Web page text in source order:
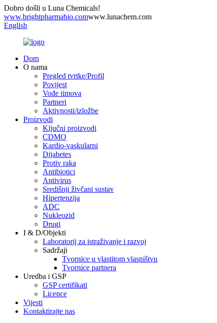
Dobro došli u Luna Chemicals!
www.brightpharmabio.comwww.lunachem.com
English
Dom
O nama
Pregled tvrtke/Profil
Povijest
Vođe timova
Partneri
Aktivnosti/izložbe
Proizvodi
Ključni proizvodi
CDMO
Kardio-vaskularni
Dijabetes
Protiv raka
Antibiotici
Antivirus
Središnji živčani sustav
Hipertenzija
ADC
Nukleozid
Drugi
I & D/Objekti
Laboratorij za istraživanje i razvoj
Sadržaji
Tvornice u vlastitom vlasništvu
Tvornice partnera
Uredba i GSP
GSP certifikati
Licence
Vijesti
Kontaktirajte nas